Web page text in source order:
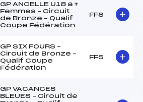
GP ANCELLE U18 a +
Femmes – Circuit
de Bronze – Qualif
Coupe Fédération
FFS
GP SIX FOURS –
Circuit de Bronze –
Qualif Coupe
Fédération
FFS
GP VACANCES
BLEUES – Circuit de